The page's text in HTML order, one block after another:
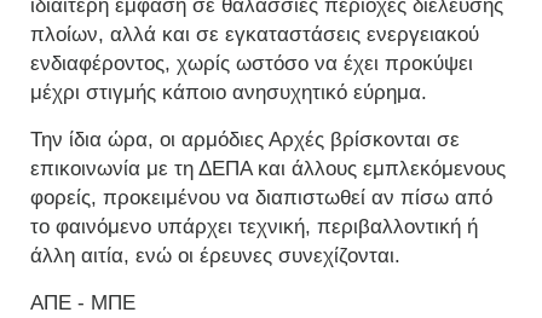
ιδιαίτερη έμφαση σε θαλάσσιες περιοχές διέλευσης
πλοίων, αλλά και σε εγκαταστάσεις ενεργειακού
ενδιαφέροντος, χωρίς ωστόσο να έχει προκύψει
μέχρι στιγμής κάποιο ανησυχητικό εύρημα.
Την ίδια ώρα, οι αρμόδιες Αρχές βρίσκονται σε
επικοινωνία με τη ΔΕΠΑ και άλλους εμπλεκόμενους
φορείς, προκειμένου να διαπιστωθεί αν πίσω από
το φαινόμενο υπάρχει τεχνική, περιβαλλοντική ή
άλλη αιτία, ενώ οι έρευνες συνεχίζονται.
ΑΠΕ - ΜΠΕ